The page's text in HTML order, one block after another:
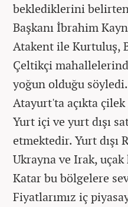
beklediklerini
Başkanı İbrahim
Atakent ile Kurtuluş,
Çeltikçi
yoğun olduğu
Atayurt'ta açıkta çilek
Yurt içi ve yurt dışı
etmektedir. Yurt dışı
Ukrayna ve Irak,
Katar bu bölgelere
Fiyatlarımız iç